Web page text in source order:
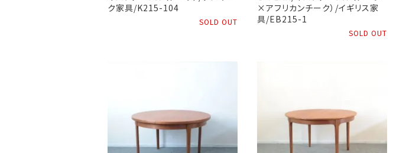
ク家具/K215-104
SOLD OUT
×アフリカンチーク）/イギリス家
具/EB215-1
SOLD OUT